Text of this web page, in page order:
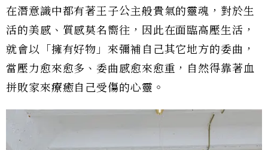
在潛意識中都有著王子公主般貴氣的靈魂，對於生
活的美感、質感莫名嚮往，因此在面臨高壓生活，
就會以「擁有好物」來彌補自己其它地方的委曲，
當壓力愈來愈多、委曲感愈來愈重，自然得靠著血
拼敗家來療癒自己受傷的心靈。